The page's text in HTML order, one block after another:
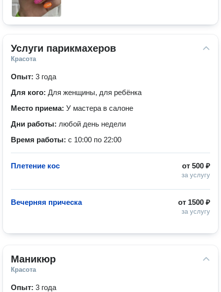
Услуги парикмахеров
Красота
Опыт: 3 года
Для кого: Для женщины, для ребёнка
Место приема: У мастера в салоне
Дни работы: любой день недели
Время работы: с 10:00 по 22:00
от 500 ₽
за услугу
Плетение кос
от 1500 ₽
за услугу
Вечерняя прическа
Маникюр
Красота
Опыт: 3 года